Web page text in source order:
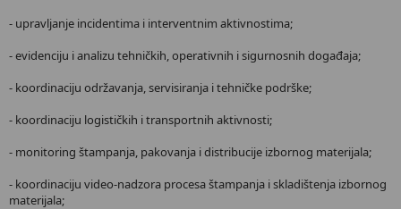
- upravljanje incidentima i interventnim aktivnostima;
- evidenciju i analizu tehničkih, operativnih i sigurnosnih događaja;
- koordinaciju održavanja, servisiranja i tehničke podrške;
- koordinaciju logističkih i transportnih aktivnosti;
- monitoring štampanja, pakovanja i distribucije izbornog materijala;
- koordinaciju video-nadzora procesa štampanja i skladištenja izbornog
materijala;